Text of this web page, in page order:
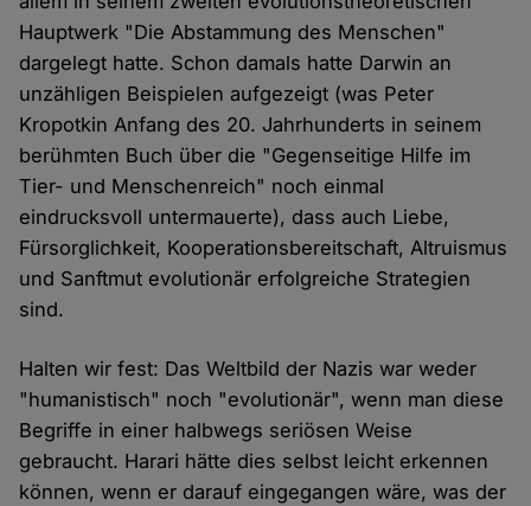
Hauptwerk "Die Abstammung des Menschen"
dargelegt hatte. Schon damals hatte Darwin an
unzähligen Beispielen aufgezeigt (was Peter
Kropotkin Anfang des 20. Jahrhunderts in seinem
berühmten Buch über die "Gegenseitige Hilfe im
Tier- und Menschenreich" noch einmal
eindrucksvoll untermauerte), dass auch Liebe,
Fürsorglichkeit, Kooperationsbereitschaft, Altruismus
und Sanftmut evolutionär erfolgreiche Strategien
sind.
Halten wir fest: Das Weltbild der Nazis war weder
"humanistisch" noch "evolutionär", wenn man diese
Begriffe in einer halbwegs seriösen Weise
gebraucht. Harari hätte dies selbst leicht erkennen
können, wenn er darauf eingegangen wäre, was der